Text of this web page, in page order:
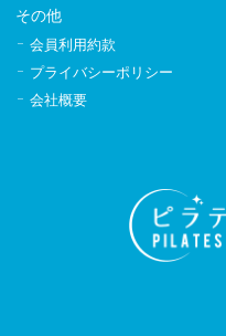
その他
会員利用約款
プライバシーポリシー
会社概要